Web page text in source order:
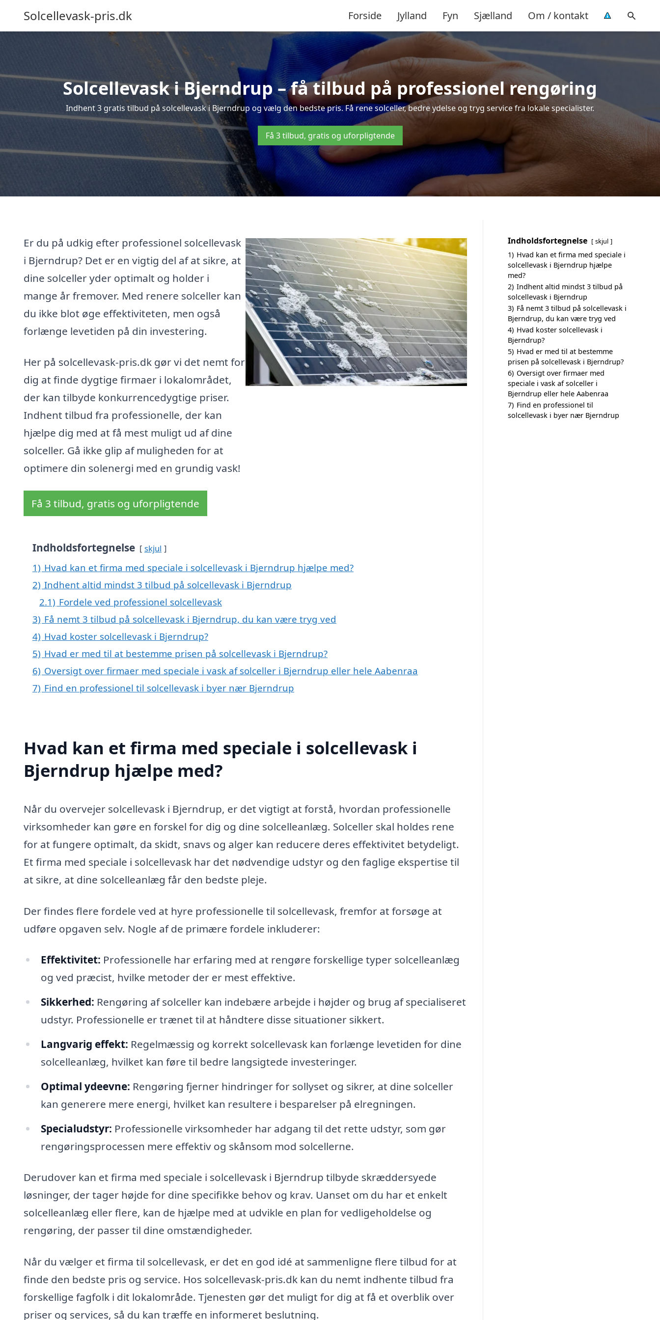
Solcellevask-pris.dk Forside Jylland Fyn Sjælland Om / kontakt
Solcellevask i Bjerndrup – få tilbud på professionel rengøring
Indhent 3 gratis tilbud på solcellevask i Bjerndrup og vælg den bedste pris. Få rene solceller, bedre ydelse og tryg service fra lokale specialister.
Få 3 tilbud, gratis og uforpligtende
Er du på udkig efter professionel solcellevask
i Bjerndrup? Det er en vigtig del af at sikre, at
dine solceller yder optimalt og holder i
mange år fremover. Med renere solceller kan
du ikke blot øge effektiviteten, men også
forlænge levetiden på din investering.
Her på solcellevask-pris.dk gør vi det nemt for
dig at finde dygtige firmaer i lokalområdet,
der kan tilbyde konkurrencedygtige priser.
Indhent tilbud fra professionelle, der kan
hjælpe dig med at få mest muligt ud af dine
solceller. Gå ikke glip af muligheden for at
optimere din solenergi med en grundig vask!
Få 3 tilbud, gratis og uforpligtende
Indholdsfortegnelse skjul
1) Hvad kan et firma med speciale i solcellevask i Bjerndrup hjælpe med?
2) Indhent altid mindst 3 tilbud på solcellevask i Bjerndrup
2.1) Fordele ved professionel solcellevask
3) Få nemt 3 tilbud på solcellevask i Bjerndrup, du kan være tryg ved
4) Hvad koster solcellevask i Bjerndrup?
5) Hvad er med til at bestemme prisen på solcellevask i Bjerndrup?
6) Oversigt over firmaer med speciale i vask af solceller i Bjerndrup eller hele Aabenraa
7) Find en professionel til solcellevask i byer nær Bjerndrup
Hvad kan et firma med speciale i solcellevask i
Bjerndrup hjælpe med?
Når du overvejer solcellevask i Bjerndrup, er det vigtigt at forstå, hvordan professionelle
virksomheder kan gøre en forskel for dig og dine solcelleanlæg. Solceller skal holdes rene
for at fungere optimalt, da skidt, snavs og alger kan reducere deres effektivitet betydeligt.
Et firma med speciale i solcellevask har det nødvendige udstyr og den faglige ekspertise til
at sikre, at dine solcelleanlæg får den bedste pleje.
Der findes flere fordele ved at hyre professionelle til solcellevask, fremfor at forsøge at
udføre opgaven selv. Nogle af de primære fordele inkluderer:
Effektivitet: Professionelle har erfaring med at rengøre forskellige typer solcelleanlæg
og ved præcist, hvilke metoder der er mest effektive.
Sikkerhed: Rengøring af solceller kan indebære arbejde i højder og brug af specialiseret
udstyr. Professionelle er trænet til at håndtere disse situationer sikkert.
Langvarig effekt: Regelmæssig og korrekt solcellevask kan forlænge levetiden for dine
solcelleanlæg, hvilket kan føre til bedre langsigtede investeringer.
Optimal ydeevne: Rengøring fjerner hindringer for sollyset og sikrer, at dine solceller
kan generere mere energi, hvilket kan resultere i besparelser på elregningen.
Specialudstyr: Professionelle virksomheder har adgang til det rette udstyr, som gør
rengøringsprocessen mere effektiv og skånsom mod solcellerne.
Derudover kan et firma med speciale i solcellevask i Bjerndrup tilbyde skræddersyede
løsninger, der tager højde for dine specifikke behov og krav. Uanset om du har et enkelt
solcelleanlæg eller flere, kan de hjælpe med at udvikle en plan for vedligeholdelse og
rengøring, der passer til dine omstændigheder.
Når du vælger et firma til solcellevask, er det en god idé at sammenligne flere tilbud for at
finde den bedste pris og service. Hos solcellevask-pris.dk kan du nemt indhente tilbud fra
forskellige fagfolk i dit lokalområde. Tjenesten gør det muligt for dig at få et overblik over
priser og services, så du kan træffe en informeret beslutning.
Indholdsfortegnelse skjul
1) Hvad kan et firma med speciale i
solcellevask i Bjerndrup hjælpe
med?
2) Indhent altid mindst 3 tilbud på
solcellevask i Bjerndrup
3) Få nemt 3 tilbud på solcellevask i
Bjerndrup, du kan være tryg ved
4) Hvad koster solcellevask i
Bjerndrup?
5) Hvad er med til at bestemme
prisen på solcellevask i Bjerndrup?
6) Oversigt over firmaer med
speciale i vask af solceller i
Bjerndrup eller hele Aabenraa
7) Find en professionel til
solcellevask i byer nær Bjerndrup